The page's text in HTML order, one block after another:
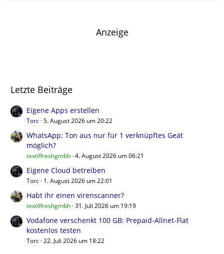
Anzeige
Letzte Beiträge
Eigene Apps erstellen
Torc 5. August 2026 um 20:22
WhatsApp: Ton aus nur für 1 verknüpftes Geät
möglich?
textilfreshgmbh 4. August 2026 um 06:21
Eigene Cloud betreiben
Torc 1. August 2026 um 22:01
Habt ihr einen virenscanner?
textilfreshgmbh 31. Juli 2026 um 19:19
Vodafone verschenkt 100 GB: Prepaid-Allnet-Flat
kostenlos testen
Torc 22. Juli 2026 um 18:22